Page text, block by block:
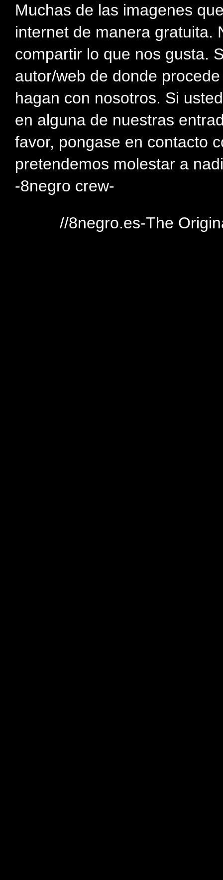
Muchas de las imagenes
internet de manera gratuita.
compartir lo que nos gusta.
autor/web de donde
hagan con nosotros. Si
en alguna de nuestras
favor, pongase en contacto
pretendemos molestar a
-8negro crew-
//8negro.es-The